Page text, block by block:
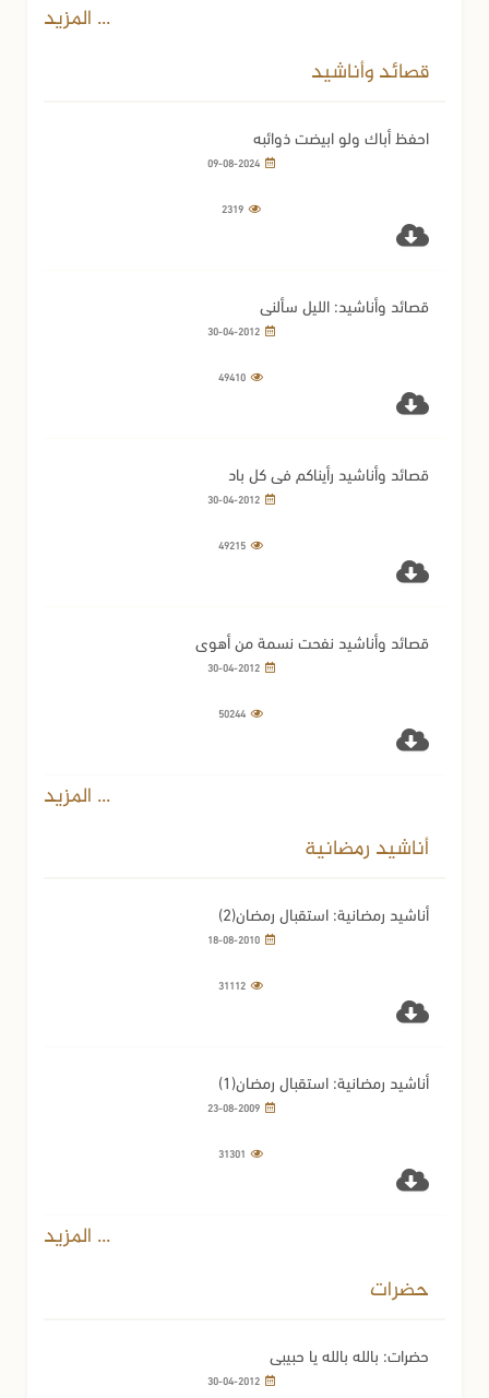
... المزيد
قصائد وأناشيد
احفظ أباك ولو ابيضت ذوائبه
09-08-2024
2319
قصائد وأناشيد: الليل سألني
30-04-2012
قصائد وأناشيد رأيناكم في كل باد
30-04-2012
قصائد وأناشيد نفحت نسمة من أهوى
30-04-2012
... المزيد
أناشيد رمضانية
أناشيد رمضانية: استقبال رمضان(2)
18-08-2010
أناشيد رمضانية: استقبال رمضان(1)
23-08-2009
... المزيد
حضرات
حضرات: بالله بالله يا حبيبي
30-04-2012